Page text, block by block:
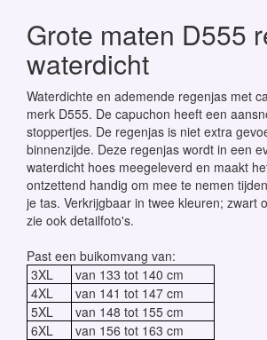
Grote maten D555
waterdicht
Waterdichte en ademende regenjas met
merk D555. De capuchon heeft een
stoppertjes. De regenjas is niet extra
binnenzijde. Deze regenjas wordt in een
waterdicht hoes meegeleverd en maakt
ontzettend handig om mee te nemen
je tas. Verkrijgbaar in twee kleuren; zwart
zie ook detailfoto's.
Past een buikomvang van:
3XL
van 133 tot 140 cm
4XL
van 141 tot 147 cm
5XL
van 148 tot 155 cm
6XL
van 156 tot 163 cm